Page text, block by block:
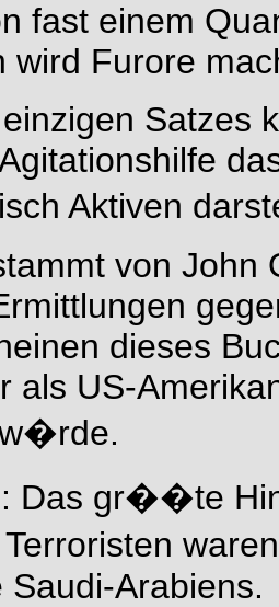
fast einem
wird Furore
Satzes
Aktiven
von John
dieses
als US-
Das gr��te
Saudi-Arabiens.